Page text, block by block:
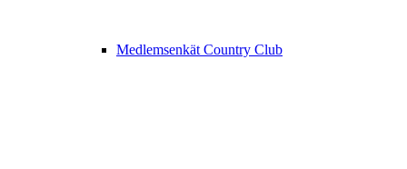
Medlemsenkät Country Club